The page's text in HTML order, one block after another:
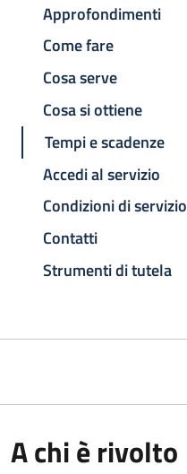
Approfondimenti
Come fare
Cosa serve
Cosa si ottiene
Tempi e scadenze
Accedi al servizio
Condizioni di servizio
Contatti
Strumenti di tutela
A chi è rivolto